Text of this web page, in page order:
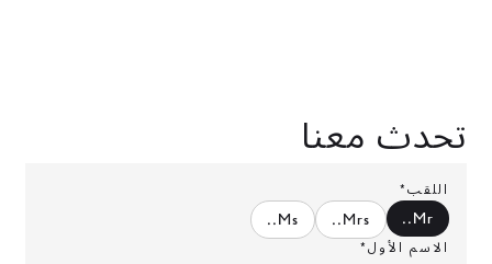
تحدث معنا
اللقب*
Mr.
.
Mrs.
.
Ms.
.
الاسم الأول*